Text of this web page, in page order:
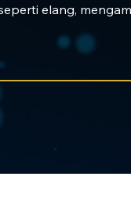
elang,